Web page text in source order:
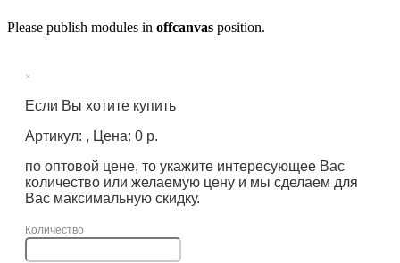
Please publish modules in offcanvas position.
×
Если Вы хотите купить
Артикул: , Цена: 0 р.
по оптовой цене, то укажите интересующее Вас
количество или желаемую цену и мы сделаем для
Вас максимальную скидку.
Количество